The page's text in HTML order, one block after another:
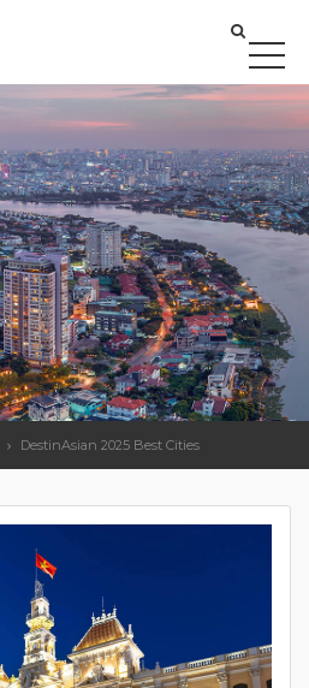
DestinAsian 2025 Best Cities